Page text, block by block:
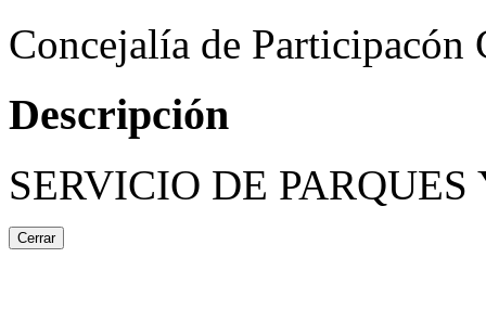
Concejalía de Participacón
Descripción
SERVICIO DE
Cerrar